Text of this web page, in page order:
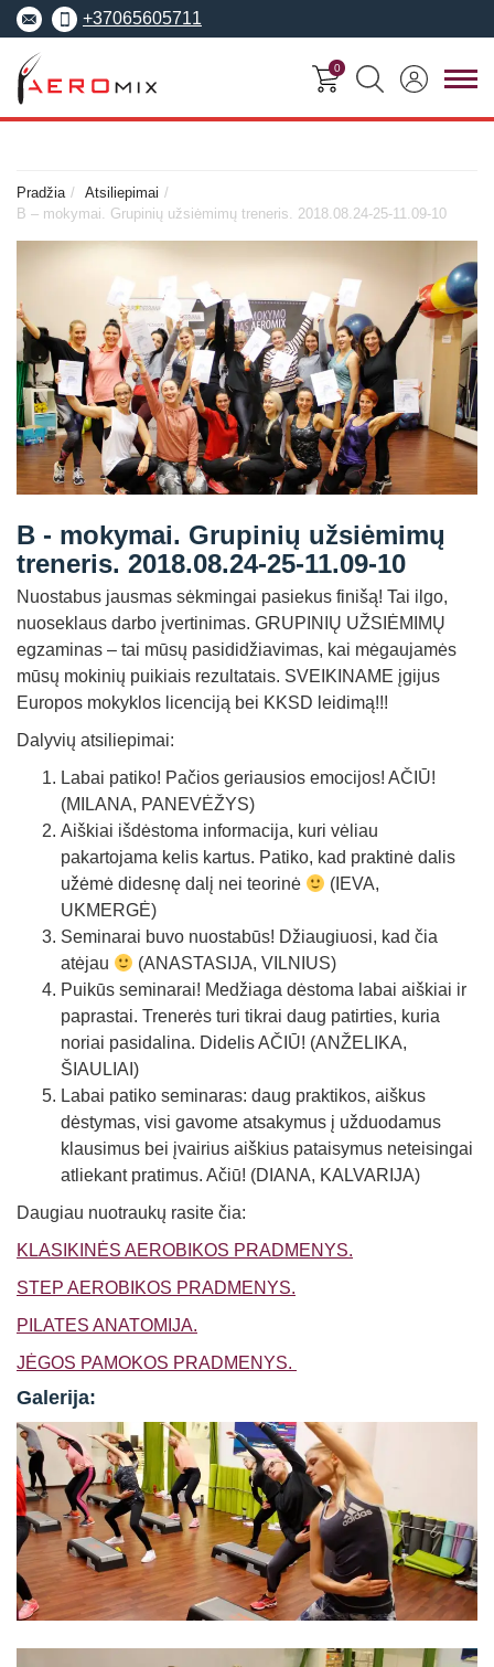
+37065605711
Apie Aeromix
Europos fitneso mokykla
EREPS
Anatomy Trains
Fascia Movement
Dėstytojai
Sėkmės istorijos
Atsiliepimai
Kontaktai
pradedantiesiems
Specializuoti seminarai
Anatomy Trains
Fascia Movement
Konvencijos
Asmeninis treneris
Pilates treneris
Grupinių
treneris
Fizinio rengimo
0
Pradžia
Atsiliepimai
B – mokymai. Grupinių užsiėmimų treneris. 2018.08.24-25-11.09-10
B - mokymai. Grupinių užsiėmimų
treneris. 2018.08.24-25-11.09-10
Nuostabus jausmas sėkmingai pasiekus finišą! Tai ilgo,
nuoseklaus darbo įvertinimas. GRUPINIŲ UŽSIĖMIMŲ
egzaminas – tai mūsų pasididžiavimas, kai mėgaujamės
mūsų mokinių puikiais rezultatais. SVEIKINAME įgijus
Europos mokyklos licenciją bei KKSD leidimą!!!
Dalyvių atsiliepimai:
Labai patiko! Pačios geriausios emocijos! AČIŪ!
(MILANA, PANEVĖŽYS)
Aiškiai išdėstoma informacija, kuri vėliau
pakartojama kelis kartus. Patiko, kad praktinė dalis
užėmė didesnę dalį nei teorinė
(IEVA,
UKMERGĖ)
Seminarai buvo nuostabūs! Džiaugiuosi, kad čia
atėjau
(ANASTASIJA, VILNIUS)
Puikūs seminarai! Medžiaga dėstoma labai aiškiai ir
paprastai. Trenerės turi tikrai daug patirties, kuria
noriai pasidalina. Didelis AČIŪ! (ANŽELIKA,
ŠIAULIAI)
Labai patiko seminaras: daug praktikos, aiškus
dėstymas, visi gavome atsakymus į užduodamus
klausimus bei įvairius aiškius pataisymus neteisingai
atliekant pratimus. Ačiū! (DIANA, KALVARIJA)
Daugiau nuotraukų rasite čia:
KLASIKINĖS AEROBIKOS PRADMENYS.
STEP AEROBIKOS PRADMENYS.
PILATES ANATOMIJA.
JĖGOS PAMOKOS PRADMENYS.
Galerija: